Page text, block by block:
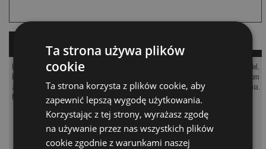
Limitowana seria legendarnego woblera na bolenia Tremor. Tremor FL to stary i sprawdzony model,
który dostępny jest w Corona Fishing od 2010 roku. Przynęta od wielu sezonów przynosi wędkarzom
z całej Polski świetne bolenie. Tremor FL to typowy drobno pracujący wobler do szybkiego prowadzenia.
Model FL został pokryty połyskującą folią alu i dodatkowo pokryty farbami opalizującymi.
KOMENTARZE
Ta strona używa plików
cookie
Ta strona korzysta z plików cookie, aby
zapewnić lepszą wygodę użytkowania.
Korzystając z tej strony, wyrażasz zgodę
na używanie przez nas wszystkich plików
cookie zgodnie z warunkami naszej